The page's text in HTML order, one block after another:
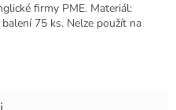
firmy PME. Materiál:
75 ks. Nelze použít na